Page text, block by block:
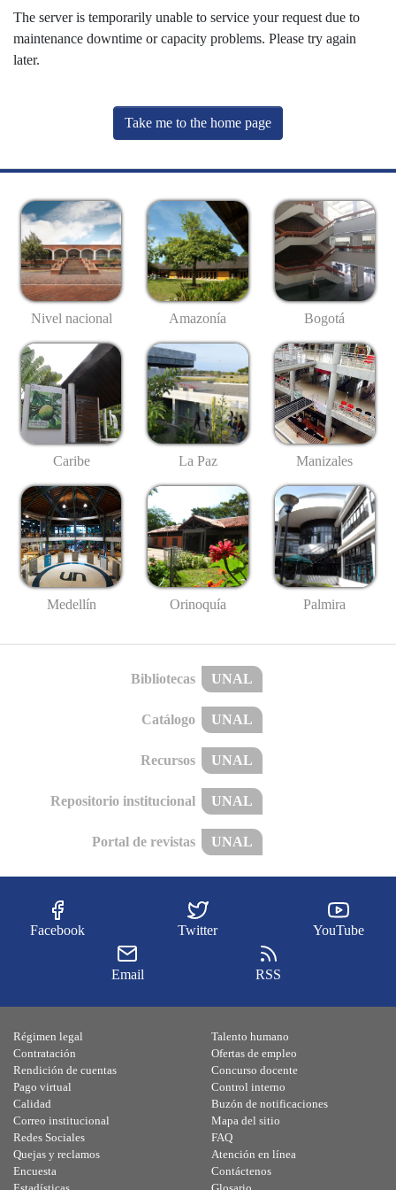
The server is temporarily unable to service your request due to
maintenance downtime or capacity problems. Please try again
later.
Take me to the home page
Nivel nacional Amazonía Bogotá
Caribe La Paz Manizales
Medellín Orinoquía Palmira
Bibliotecas UNAL
Catálogo UNAL
Recursos UNAL
Repositorio institucional UNAL
Portal de revistas UNAL
Facebook Twitter YouTube
Email RSS
Régimen legal
Contratación
Rendición de cuentas
Pago virtual
Calidad
Talento humano
Ofertas de empleo
Concurso docente
Control interno
Buzón de notificaciones
Correo institucional
Redes Sociales
Quejas y reclamos
Encuesta
Mapa del sitio
FAQ
Atención en línea
Contáctenos